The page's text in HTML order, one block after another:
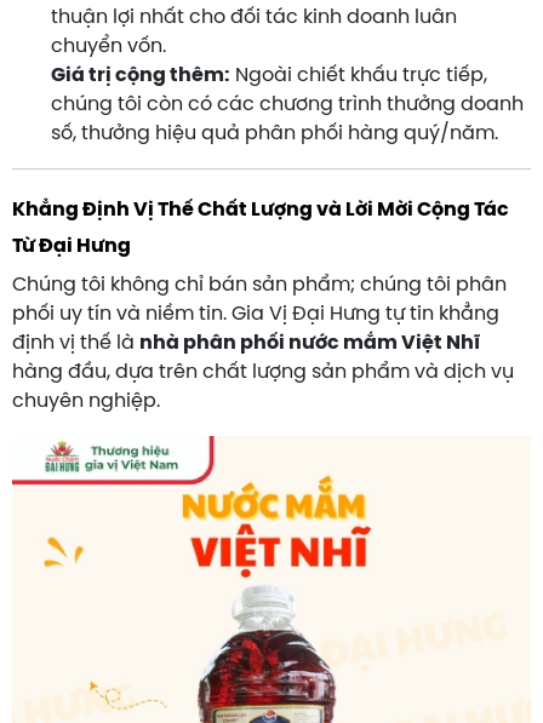
thuận lợi nhất cho đối tác kinh doanh luân
chuyển vốn.
Giá trị cộng thêm: Ngoài chiết khấu trực tiếp,
chúng tôi còn có các chương trình thưởng doanh
số, thưởng hiệu quả phân phối hàng quý/năm.
Khẳng Định Vị Thế Chất Lượng và Lời Mời Cộng Tác
Từ Đại Hưng
Chúng tôi không chỉ bán sản phẩm; chúng tôi phân
phối uy tín và niềm tin. Gia Vị Đại Hưng tự tin khẳng
định vị thế là nhà phân phối nước mắm Việt Nhĩ
hàng đầu, dựa trên chất lượng sản phẩm và dịch vụ
chuyên nghiệp.